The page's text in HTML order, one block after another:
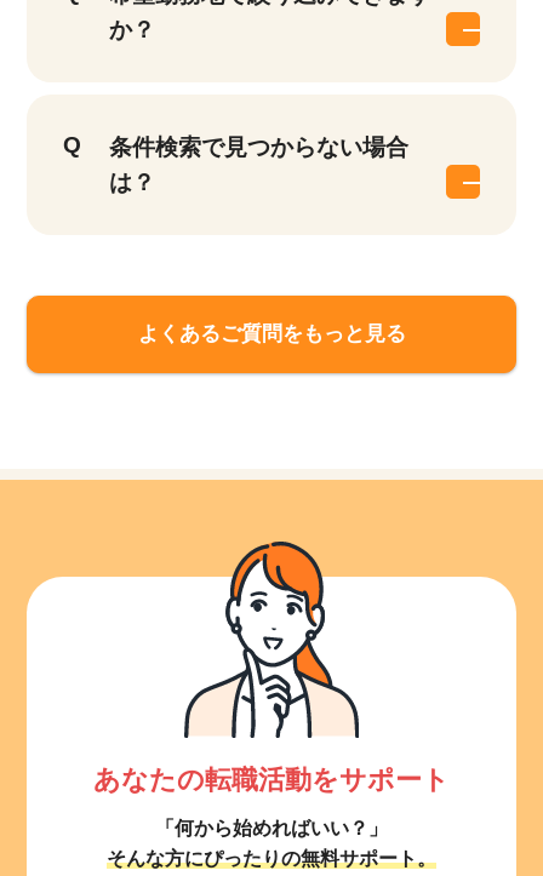
か？
条件検索で見つからない場合
は？
よくあるご質問をもっと見る
あなたの転職活動をサポート
「何から始めればいい？」
そんな方にぴったりの無料サポート。